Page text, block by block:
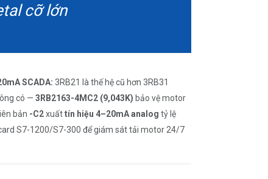
cỡ lớn
SCADA: 3RB21 là thế hệ cũ hơn 3RB31
có — 3RB2163-4MC2 (9,043K) bảo vệ motor
bản -C2xuấttín hiệu 4–20mA analog tỷ lệ
S7-1200/S7-300 để giám sát tải motor 24/7